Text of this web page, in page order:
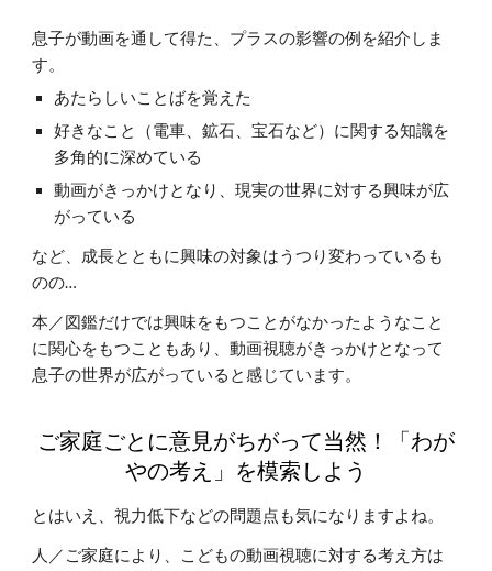
息子が動画を通して得た、プラスの影響の例を紹介しま
す。
あたらしいことばを覚えた
好きなこと（電車、鉱石、宝石など）に関する知識を
多角的に深めている
動画がきっかけとなり、現実の世界に対する興味が広
がっている
など、成長とともに興味の対象はうつり変わっているも
のの…
本／図鑑だけでは興味をもつことがなかったようなこと
に関心をもつこともあり、動画視聴がきっかけとなって
息子の世界が広がっていると感じています。
ご家庭ごとに意見がちがって当然！「わが
やの考え」を模索しよう
とはいえ、視力低下などの問題点も気になりますよね。
人／ご家庭により、こどもの動画視聴に対する考え方は